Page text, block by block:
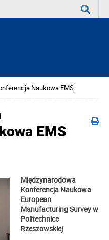
Naukowa EMS
EMS
Międzynarodowa
Konferencja Naukowa
European
Manufacturing Survey w
Politechnice
Rzeszowskiej